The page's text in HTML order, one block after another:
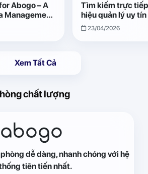
Abogo – A
Management
and
Tìm kiếm trực
hiệu quản lý uy
Giải pháp vận
quả, minh bạch
23/04/2026
Xem Tất Cả
chất lượng
abogo
dễ dàng, nhanh chóng với hệ
tiên tiến nhất.